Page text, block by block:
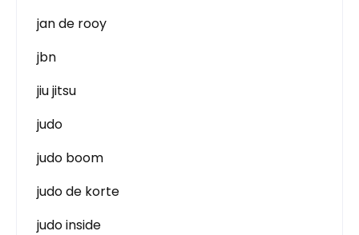
jan de rooy
jbn
jiu jitsu
judo
judo boom
judo de korte
judo inside